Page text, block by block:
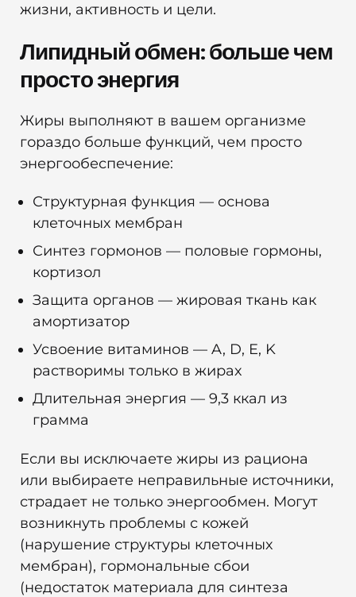
жизни, активность и цели.
Липидный обмен: больше чем
просто энергия
Жиры выполняют в вашем организме
гораздо больше функций, чем просто
энергообеспечение:
Структурная функция — основа
клеточных мембран
Синтез гормонов — половые гормоны,
кортизол
Защита органов — жировая ткань как
амортизатор
Усвоение витаминов — A, D, E, K
растворимы только в жирах
Длительная энергия — 9,3 ккал из
грамма
Если вы исключаете жиры из рациона
или выбираете неправильные источники,
страдает не только энергообмен. Могут
возникнуть проблемы с кожей
(нарушение структуры клеточных
мембран), гормональные сбои
(недостаток материала для синтеза